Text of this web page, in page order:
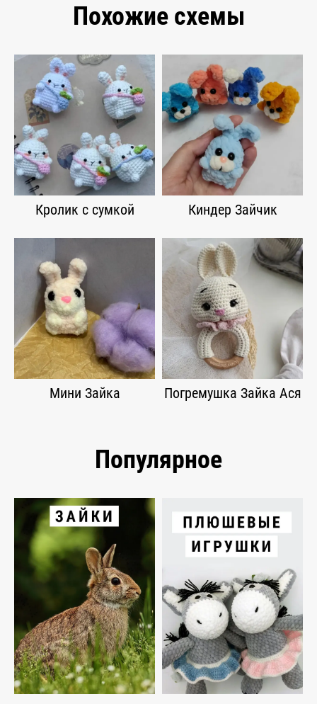
Похожие схемы
Кролик с сумкой Киндер Зайчик
Мини Зайка Погремушка Зайка Ася
Популярное